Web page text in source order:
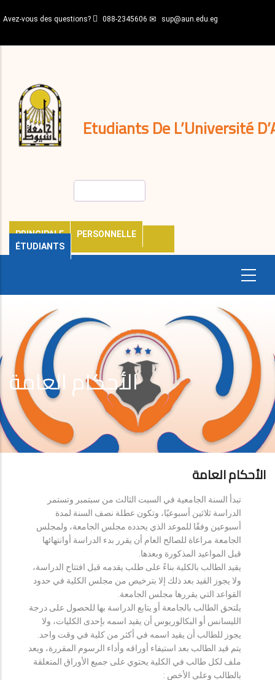
au
principal
Avez-vous des questions? 088-2345606 sup@aun.edu.eg
Etudiants De L’Université
PRINCIPALE
PERSONNELLE
ÉTUDIANTS
décisions
Expatriés
Journal
الأحكام العامة
الأحكام العامة
تبدأ السنة الجامعية في السبت الثالث من سبتمبر وتستمر
الدراسة ثلاثين أسبوعيًا، وتكون عطلة نصف السنة لمدة
أسبوعين وفقًا للموعد الذي يحدده مجلس الجامعة، ولمجلس
الجامعة مراعاة للصالح العام أن يقرر بدء الدراسة أوانتهائها
قبل المواعيد المذكورة وبعدها.
يقيد الطالب بالكلية بناءً على طلب يقدمه قبل افتتاح الدراسة،
ولا يجوز القيد بعد ذلك إلا بترخيص من مجلس الكلية في حدود
القواعد التي يقررها مجلس الجامعة.
يلتحق الطالب بالجامعة أو يتابع الدراسة بها للحصول على درجة
الليسانس أو البكالوريوس أن يقيد اسمه بإحدى الكليات، ولا
يجوز للطالب أن يقيد اسمه في أكثر من كلية في وقت واحد.
يتم قيد الطالب بعد استيفاء أوراقه وأداء الرسوم المقررة، ويعد
ملف لكل طالب في الكلية يحتوي على جميع الأوراق المتعلقة
بالطالب وعلى الأخص :